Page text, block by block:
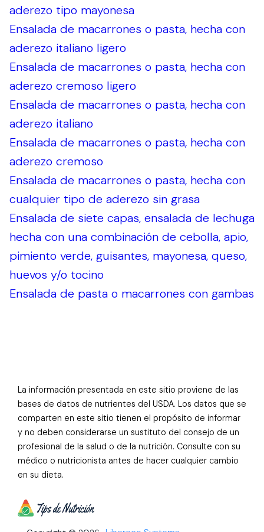
aderezo tipo mayonesa
Ensalada de macarrones o pasta, hecha con
aderezo italiano ligero
Ensalada de macarrones o pasta, hecha con
aderezo cremoso ligero
Ensalada de macarrones o pasta, hecha con
aderezo italiano
Ensalada de macarrones o pasta, hecha con
aderezo cremoso
Ensalada de macarrones o pasta, hecha con
cualquier tipo de aderezo sin grasa
Ensalada de siete capas, ensalada de lechuga
hecha con una combinación de cebolla, apio,
pimiento verde, guisantes, mayonesa, queso,
huevos y/o tocino
Ensalada de pasta o macarrones con gambas
La información presentada en este sitio proviene de las
bases de datos de nutrientes del USDA. Los datos que se
comparten en este sitio tienen el propósito de informar
y no deben considerarse un sustituto del consejo de un
profesional de la salud o de la nutrición. Consulte con su
médico o nutricionista antes de hacer cualquier cambio
en su dieta.